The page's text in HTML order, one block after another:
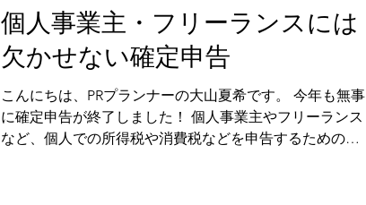
個人事業主・フリーランスには
欠かせない確定申告
こんにちは、PRプランナーの大山夏希です。 今年も無事
に確定申告が終了しました！ 個人事業主やフリーランス
など、個人での所得税や消費税などを申告するための手